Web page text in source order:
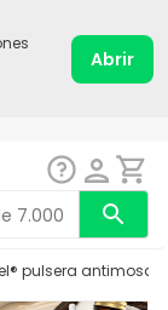
Abrir
pulsera